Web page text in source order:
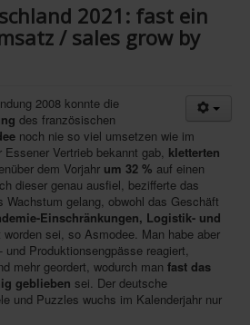
2025
2021: fast ein
/ sales grow by
2008 konnte die
des französischen
noch nie so viel umsetzen wie im
Vertrieb bekannt gab, kletterten
dem Vorjahr um 32 % auf einen
dieser genau ausfiel, bezifferte das
Wachstum gelang, obwohl das Geschäft
Einschränkungen, Logistik- und
worden sei, so Asmodee. Man habe aber
Produktionsengpässe reagiert,
mehr geordert, wodurch man fast das
geblieben sei. Der deutsche
und Puzzles wuchs im Kalenderjahr nur